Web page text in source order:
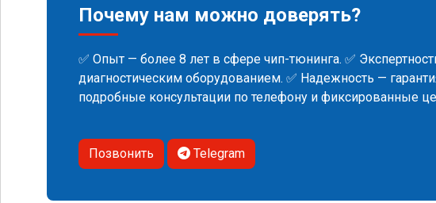
Почему нам можно доверять?
✅ Опыт — более 8 лет в сфере чип-тюнинга. ✅
диагностическим оборудованием. ✅ Надежность —
подробные консультации по телефону и фиксированные
Позвонить Telegram